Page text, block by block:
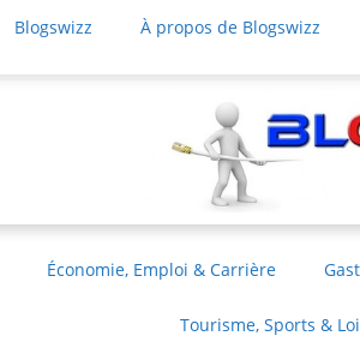
Blogswizz À propos de Blogswizz
Économie, Emploi & Carrière
Tourisme, Sports &